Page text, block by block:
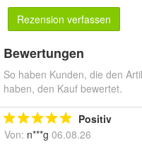
Rezension verfassen
Bewertungen
So haben Kunden, die den
haben, den Kauf bewertet.
Positiv
Von: n***g 06.08.26